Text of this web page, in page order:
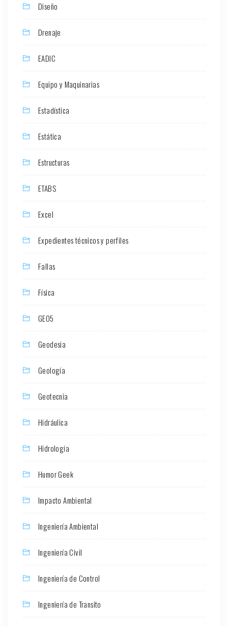
Diseño
Drenaje
EADIC
Equipo y Maquinarias
Estadística
Estática
Estructuras
ETABS
Excel
Expedientes técnicos y perfiles
Fallas
Física
GEO5
Geodesia
Geología
Geotecnia
Hidráulica
Hidrología
Humor Geek
Impacto Ambiental
Ingeniería Ambiental
Ingeniería Civil
Ingeniería de Control
Ingeniería de Transito